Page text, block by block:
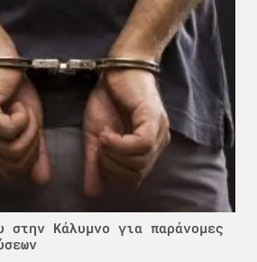
στην Κάλυμνο για παράνομες